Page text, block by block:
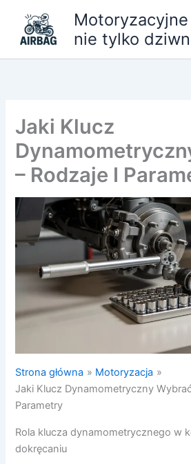
treści
nie tylko
Jaki Klucz
– Rodzaje I
Strona główna
Motoryzacja
Jaki Klucz Dynamometryczny
Parametry
Rola klucza dynamometrycznego w
dokręcaniu